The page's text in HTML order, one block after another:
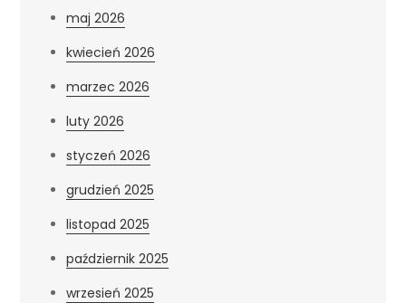
maj 2026
kwiecień 2026
marzec 2026
luty 2026
styczeń 2026
grudzień 2025
listopad 2025
październik 2025
wrzesień 2025